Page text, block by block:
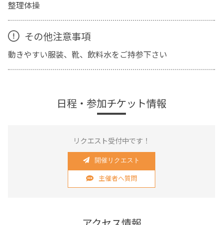
整理体操
その他注意事項
動きやすい服装、靴、飲料水をご持参下さい
日程・参加チケット情報
リクエスト受付中です！
開催リクエスト
主催者へ質問